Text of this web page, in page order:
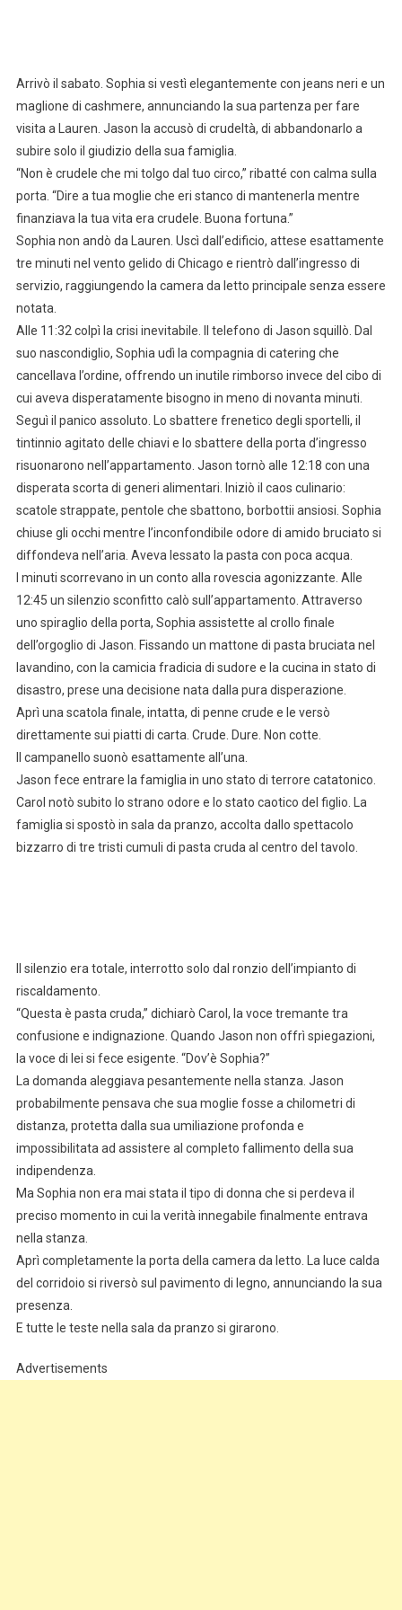
Arrivò il sabato. Sophia si vestì elegantemente con jeans neri e un
maglione di cashmere, annunciando la sua partenza per fare
visita a Lauren. Jason la accusò di crudeltà, di abbandonarlo a
subire solo il giudizio della sua famiglia.
“Non è crudele che mi tolgo dal tuo circo,” ribatté con calma sulla
porta. “Dire a tua moglie che eri stanco di mantenerla mentre
finanziava la tua vita era crudele. Buona fortuna.”
Sophia non andò da Lauren. Uscì dall’edificio, attese esattamente
tre minuti nel vento gelido di Chicago e rientrò dall’ingresso di
servizio, raggiungendo la camera da letto principale senza essere
notata.
Alle 11:32 colpì la crisi inevitabile. Il telefono di Jason squillò. Dal
suo nascondiglio, Sophia udì la compagnia di catering che
cancellava l’ordine, offrendo un inutile rimborso invece del cibo di
cui aveva disperatamente bisogno in meno di novanta minuti.
Seguì il panico assoluto. Lo sbattere frenetico degli sportelli, il
tintinnio agitato delle chiavi e lo sbattere della porta d’ingresso
risuonarono nell’appartamento. Jason tornò alle 12:18 con una
disperata scorta di generi alimentari. Iniziò il caos culinario:
scatole strappate, pentole che sbattono, borbottii ansiosi. Sophia
chiuse gli occhi mentre l’inconfondibile odore di amido bruciato si
diffondeva nell’aria. Aveva lessato la pasta con poca acqua.
I minuti scorrevano in un conto alla rovescia agonizzante. Alle
12:45 un silenzio sconfitto calò sull’appartamento. Attraverso
uno spiraglio della porta, Sophia assistette al crollo finale
dell’orgoglio di Jason. Fissando un mattone di pasta bruciata nel
lavandino, con la camicia fradicia di sudore e la cucina in stato di
disastro, prese una decisione nata dalla pura disperazione.
Aprì una scatola finale, intatta, di penne crude e le versò
direttamente sui piatti di carta. Crude. Dure. Non cotte.
Il campanello suonò esattamente all’una.
Jason fece entrare la famiglia in uno stato di terrore catatonico.
Carol notò subito lo strano odore e lo stato caotico del figlio. La
famiglia si spostò in sala da pranzo, accolta dallo spettacolo
bizzarro di tre tristi cumuli di pasta cruda al centro del tavolo.
Il silenzio era totale, interrotto solo dal ronzio dell’impianto di
riscaldamento.
“Questa è pasta cruda,” dichiarò Carol, la voce tremante tra
confusione e indignazione. Quando Jason non offrì spiegazioni,
la voce di lei si fece esigente. “Dov’è Sophia?”
La domanda aleggiava pesantemente nella stanza. Jason
probabilmente pensava che sua moglie fosse a chilometri di
distanza, protetta dalla sua umiliazione profonda e
impossibilitata ad assistere al completo fallimento della sua
indipendenza.
Ma Sophia non era mai stata il tipo di donna che si perdeva il
preciso momento in cui la verità innegabile finalmente entrava
nella stanza.
Aprì completamente la porta della camera da letto. La luce calda
del corridoio si riversò sul pavimento di legno, annunciando la sua
presenza.
E tutte le teste nella sala da pranzo si girarono.
Advertisements